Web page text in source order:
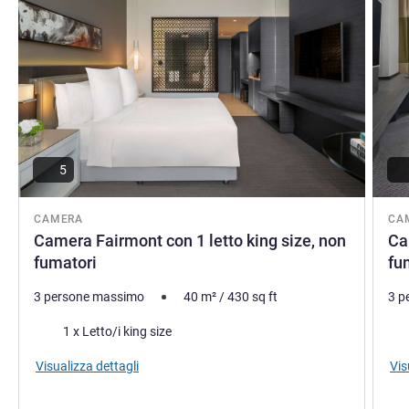
CAMERA
Camera Fairmont con 1 letto king size, non
fumatori
5
3 persone massimo 40 m²/430 sq ft
Biancheria da letto
1 x Letto/i king size
Visualizza dettagli
3